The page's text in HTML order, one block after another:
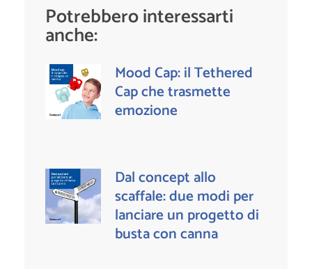
Potrebbero interessarti
anche:
Mood Cap: il Tethered
Cap che trasmette
emozione
Dal concept allo
scaffale: due modi per
lanciare un progetto di
busta con canna